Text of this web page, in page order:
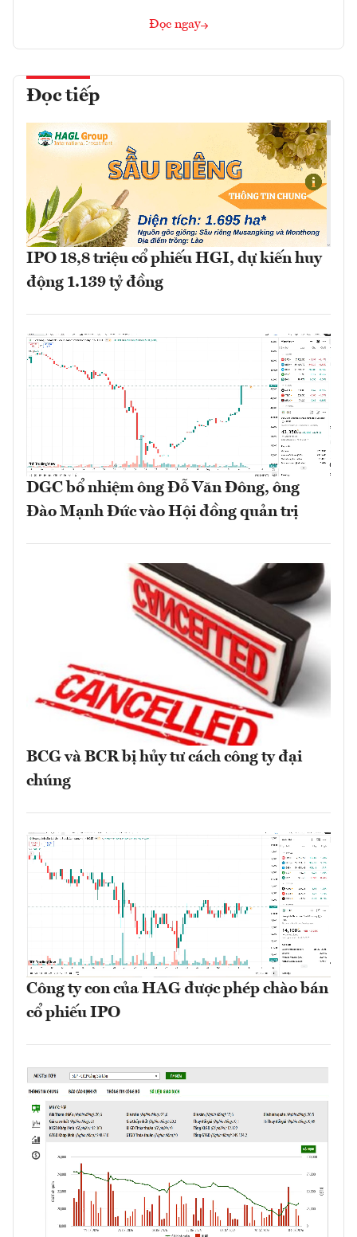
Đọc ngay
Đọc tiếp
IPO 18,8 triệu cổ phiếu HGI, dự kiến huy
động 1.139 tỷ đồng
DGC bổ nhiệm ông Đỗ Văn Đông, ông
Đào Mạnh Đức vào Hội đồng quản trị
BCG và BCR bị hủy tư cách công ty đại
chúng
Công ty con của HAG được phép chào bán
cổ phiếu IPO